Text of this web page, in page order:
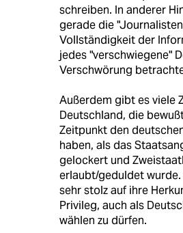
schreiben. In anderer
gerade die
Vollständigkeit der
jedes "verschwiegene"
Verschwörung
Außerdem gibt es viele
Deutschland, die
Zeitpunkt den
haben, als das
gelockert und
erlaubt/geduldet
sehr stolz auf ihre
Privileg, auch als
wählen zu dürfen.